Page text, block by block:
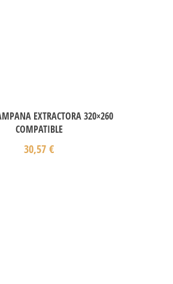
EXTRACTORA 320×260
COMPATIBLE
30,57 €